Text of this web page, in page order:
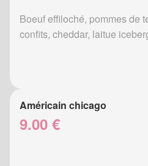
Boeuf effiloché, pommes de
confits, cheddar, laitue
Américain chicago
9.00 €